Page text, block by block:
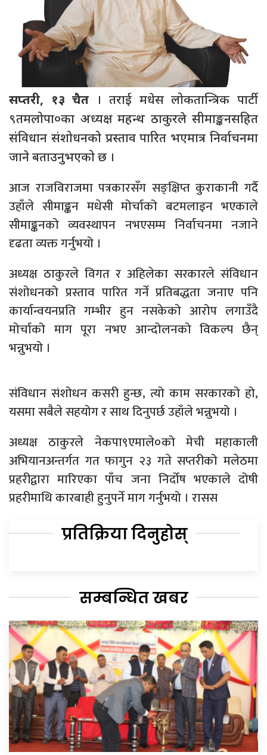
सप्तरी, १३ चैत । तराई मधेस लोकतान्त्रिक पार्टी
९तमलोपा०का अध्यक्ष महन्थ ठाकुरले सीमाङ्कनसहित
संविधान संशोधनको प्रस्ताव पारित भएमात्र निर्वाचनमा
जाने बताउनुभएको छ ।
आज राजविराजमा पत्रकारसँग सङ्क्षिप्त कुराकानी गर्दै
उहाँले सीमाङ्कन मधेसी मोर्चाको बटमलाइन भएकाले
सीमाङ्कनको व्यवस्थापन नभएसम्म निर्वाचनमा नजाने
दृढता व्यक्त गर्नुभयो ।
अध्यक्ष ठाकुरले विगत र अहिलेका सरकारले संविधान
संशोधनको प्रस्ताव पारित गर्ने प्रतिबद्धता जनाए पनि
कार्यान्वयनप्रति गम्भीर हुन नसकेको आरोप लगाउँदै
मोर्चाको माग पूरा नभए आन्दोलनको विकल्प छैन्
भन्नुभयो ।
संविधान संशोधन कसरी हुन्छ, त्यो काम सरकारको हो,
यसमा सबैले सहयोग र साथ दिनुपर्छ उहाँले भन्नुभयो ।
अध्यक्ष ठाकुरले नेकपा९एमाले०को मेची महाकाली
अभियानअन्तर्गत गत फागुन २३ गते सप्तरीको मलेठमा
प्रहरीद्वारा मारिएका पाँच जना निर्दोष भएकाले दोषी
प्रहरीमाथि कारबाही हुनुपर्ने माग गर्नुभयो । रासस
प्रतिक्रिया दिनुहोस्
सम्बन्धित खबर